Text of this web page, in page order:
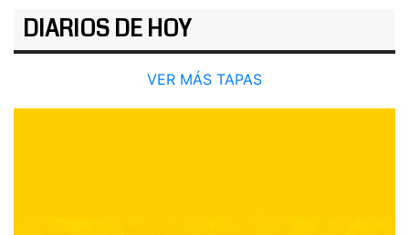
DIARIOS DE HOY
VER MÁS TAPAS